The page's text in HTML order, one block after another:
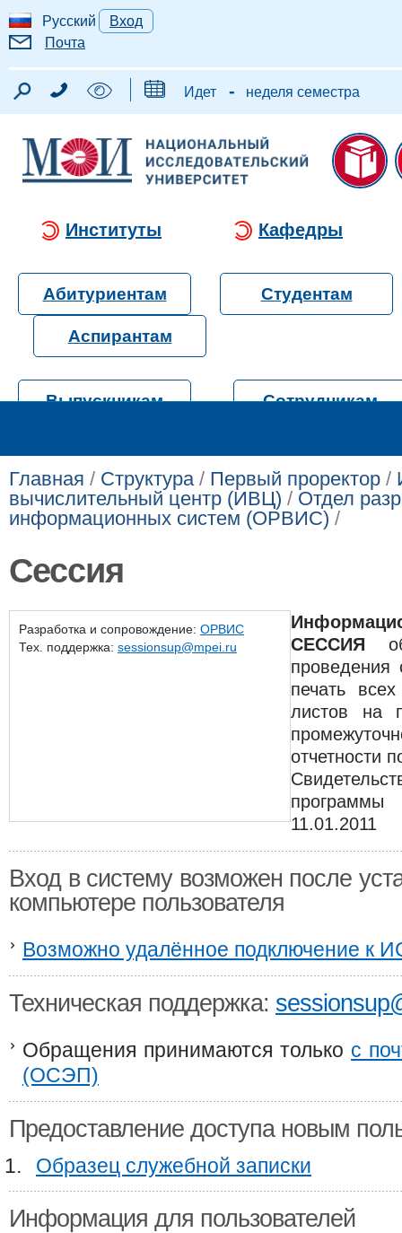
Русский
Вход
Почта
Идет - неделя семестра
Институты Кафедры
Абитуриентам Студентам
Аспирантам
Выпускникам Сотрудникам
Главная / Структура/ Первый проректор /
вычислительный центр (ИВЦ) / Отдел
информационных систем (ОРВИС) /
Сессия
Разработка и сопровождение: ОРВИС
Тех. поддержка: sessionsup@mpei.ru
СЕССИЯ
проведения
печать
листов на
отчетности
11.01.2011
Вход в систему возможен после
компьютере пользователя
Возможно удалённое подключение к
Техническая поддержка:
Обращения принимаются только с
(ОСЭП)
Предоставление доступа новым
Образец служебной записки
Информация для пользователей